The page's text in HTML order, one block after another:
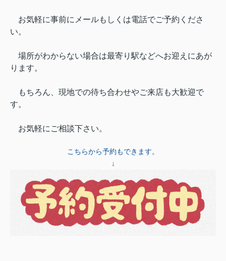
お気軽に事前にメールもしくは電話でご予約くださ
い。
場所がわからない場合は最寄り駅などへお迎えにあが
ります。
もちろん、現地での待ち合わせやご来店も大歓迎で
す。
お気軽にご相談下さい。
こちらから予約もできます。
↓